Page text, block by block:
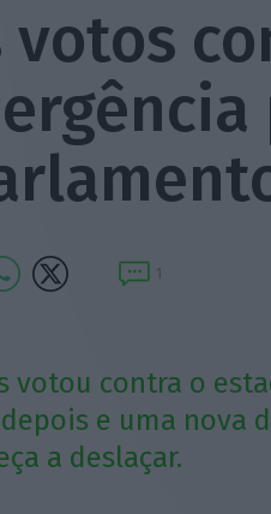
votos
1
votou contra o
e uma nova
a deslaçar.